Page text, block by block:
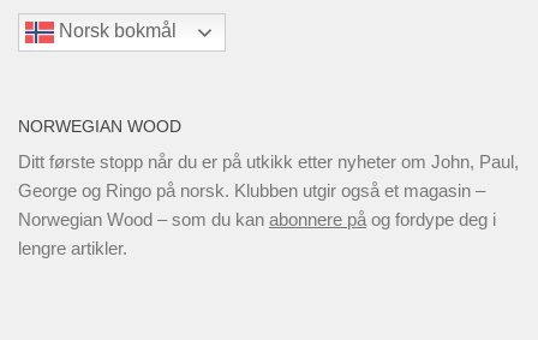
Norsk bokmål
NORWEGIAN WOOD
Ditt første stopp når du er på utkikk etter nyheter om John, Paul,
George og Ringo på norsk. Klubben utgir også et magasin –
Norwegian Wood – som du kan abonnere på og fordype deg i
lengre artikler.